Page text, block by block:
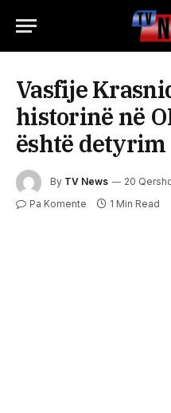
Vasfije
historinë në
është detyrim
By TV News 20
Pa Komente 1 Min Read